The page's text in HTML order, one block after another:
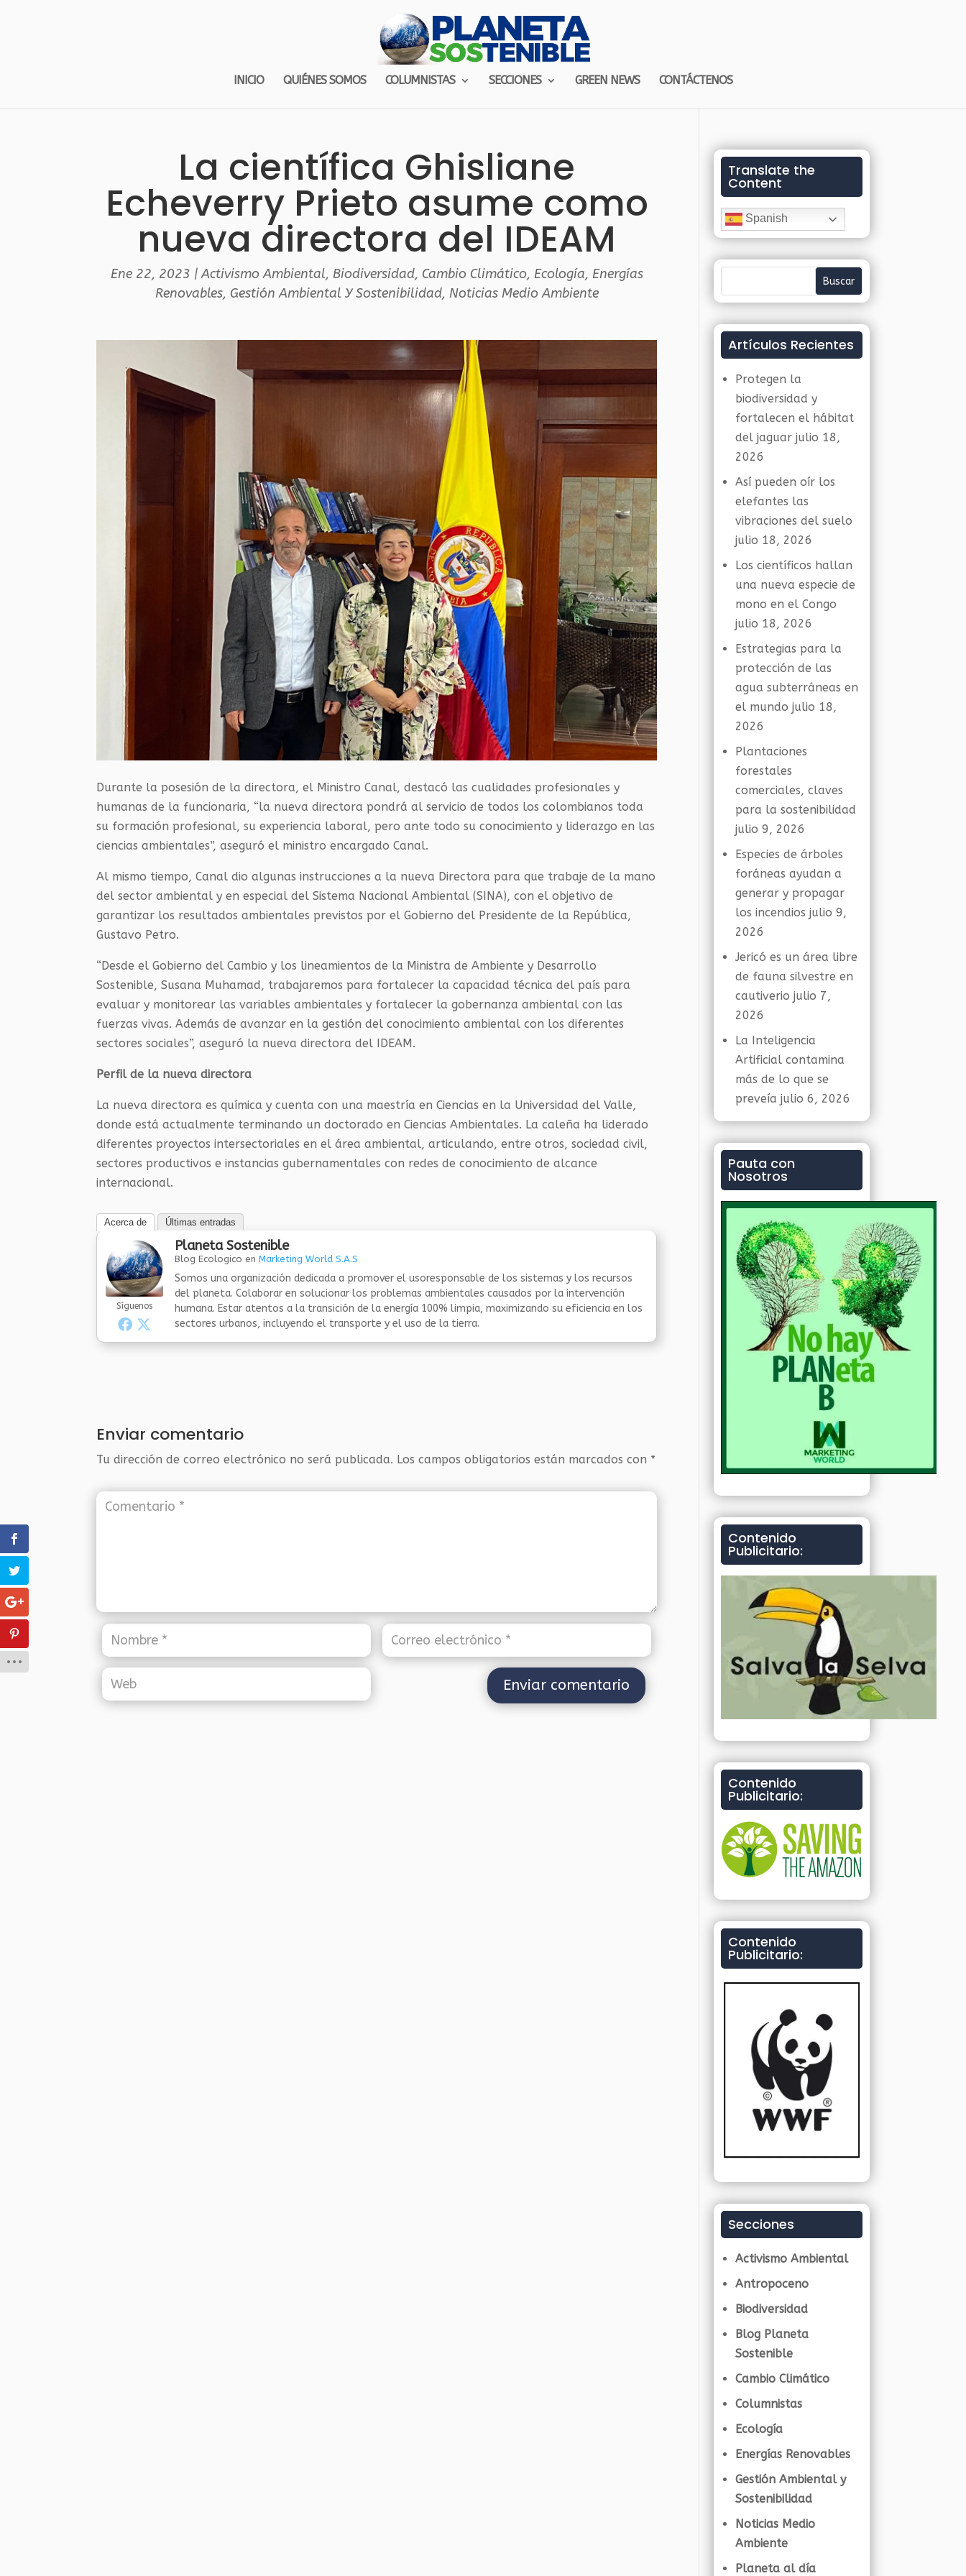
INICIO QUIÉNES SOMOS COLUMNISTAS SECCIONES GREEN NEWS CONTÁCTENOS
La científica Ghisliane
Echeverry Prieto asume como
nueva directora del IDEAM
Ene 22, 2023 |Activismo Ambiental, Biodiversidad, Cambio Climático, Ecología, Energías
Renovables, Gestión Ambiental Y Sostenibilidad, Noticias Medio Ambiente
Durante la posesión de la directora, el Ministro Canal, destacó las cualidades profesionales y
humanas de la funcionaria, “la nueva directora pondrá al servicio de todos los colombianos toda
su formación profesional, su experiencia laboral, pero ante todo su conocimiento y liderazgo en las
ciencias ambientales”, aseguró el ministro encargado Canal.
Al mismo tiempo, Canal dio algunas instrucciones a la nueva Directora para que trabaje de la mano
del sector ambiental y en especial del Sistema Nacional Ambiental (SINA), con el objetivo de
garantizar los resultados ambientales previstos por el Gobierno del Presidente de la República,
Gustavo Petro.
“Desde el Gobierno del Cambio y los lineamientos de la Ministra de Ambiente y Desarrollo
Sostenible, Susana Muhamad, trabajaremos para fortalecer la capacidad técnica del país para
evaluar y monitorear las variables ambientales y fortalecer la gobernanza ambiental con las
fuerzas vivas. Además de avanzar en la gestión del conocimiento ambiental con los diferentes
sectores sociales”, aseguró la nueva directora del IDEAM.
Perfil de la nueva directora
La nueva directora es química y cuenta con una maestría en Ciencias en la Universidad del Valle,
donde está actualmente terminando un doctorado en Ciencias Ambientales. La caleña ha liderado
diferentes proyectos intersectoriales en el área ambiental, articulando, entre otros, sociedad civil,
sectores productivos e instancias gubernamentales con redes de conocimiento de alcance
internacional.
Acerca de Últimas entradas
Síguenos
Planeta Sostenible
Blog Ecologico enMarketing World S.A.S
Somos una organización dedicada a promover el usoresponsable de los sistemas y los recursos
del planeta. Colaborar en solucionar los problemas ambientales causados por la intervención
humana. Estar atentos a la transición de la energía 100% limpia, maximizando su eficiencia en los
sectores urbanos, incluyendo el transporte y el uso de la tierra.
Enviar comentario
Tu dirección de correo electrónico no será publicada. Los campos obligatorios están marcados con *
Translate the
Content
Spanish
Artículos Recientes
Protegen la
biodiversidad y
fortalecen el hábitat
del jaguar julio 18,
2026
Así pueden oír los
elefantes las
vibraciones del suelo
julio 18, 2026
Los científicos hallan
una nueva especie de
mono en el Congo
julio 18, 2026
Estrategias para la
protección de las
agua subterráneas en
el mundo julio 18,
2026
Plantaciones
forestales
comerciales, claves
para la sostenibilidad
julio 9, 2026
Especies de árboles
foráneas ayudan a
generar y propagar
los incendios julio 9,
2026
Jericó es un área libre
de fauna silvestre en
cautiverio julio 7,
2026
La Inteligencia
Artificial contamina
más de lo que se
preveía julio 6, 2026
Pauta con
Nosotros
Contenido
Publicitario:
Contenido
Publicitario:
Contenido
Publicitario:
Secciones
Activismo Ambiental
Antropoceno
Biodiversidad
Blog Planeta
Sostenible
Cambio Climático
Columnistas
Ecología
Energías Renovables
Gestión Ambiental y
Sostenibilidad
Noticias Medio
Ambiente
Planeta al día